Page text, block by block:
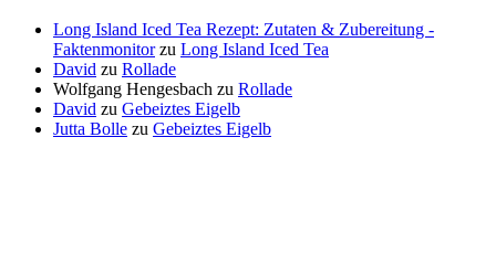
Long Island Iced Tea Rezept: Zutaten & Zubereitung -
Faktenmonitorzu Long Island Iced Tea
David zu Rollade
Wolfgang Hengesbach zu Rollade
David zu Gebeiztes Eigelb
Jutta Bolle zu Gebeiztes Eigelb